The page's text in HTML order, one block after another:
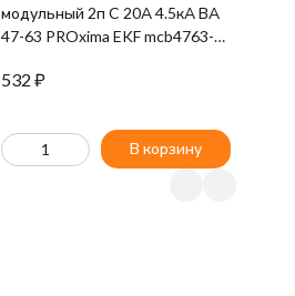
модульный 2п C 20А 4.5кА ВА
47-63 PROxima EKF mcb4763-2-
532 ₽
В корзину